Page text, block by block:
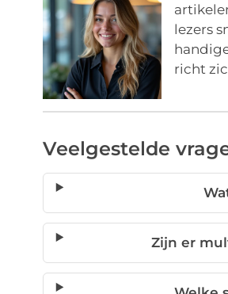
lezers
richt
Veelgestelde
Zijn er